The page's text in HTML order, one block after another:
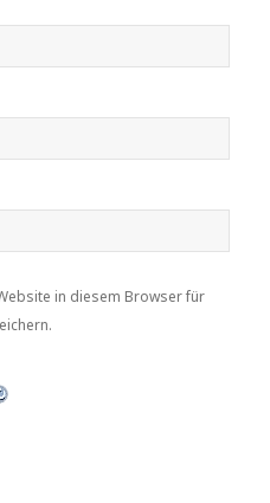
in diesem Browser für